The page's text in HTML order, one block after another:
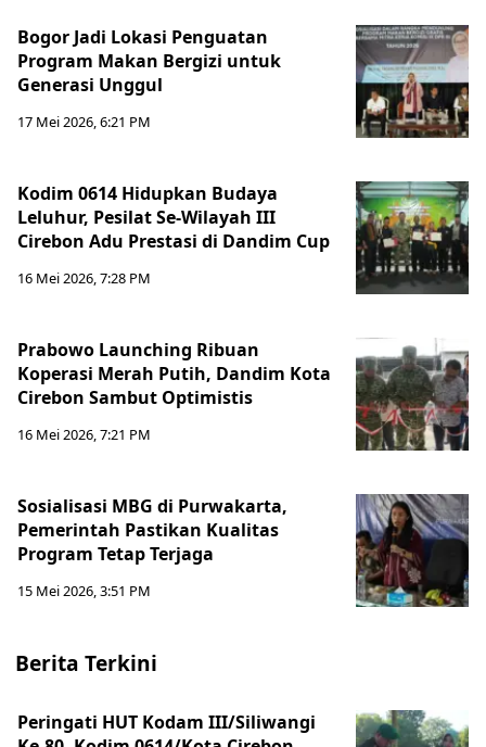
Bogor Jadi Lokasi Penguatan
Program Makan Bergizi untuk
Generasi Unggul
17 Mei 2026, 6:21 PM
Kodim 0614 Hidupkan Budaya
Leluhur, Pesilat Se-Wilayah III
Cirebon Adu Prestasi di Dandim Cup
16 Mei 2026, 7:28 PM
Prabowo Launching Ribuan
Koperasi Merah Putih, Dandim Kota
Cirebon Sambut Optimistis
16 Mei 2026, 7:21 PM
Sosialisasi MBG di Purwakarta,
Pemerintah Pastikan Kualitas
Program Tetap Terjaga
15 Mei 2026, 3:51 PM
Berita Terkini
Peringati HUT Kodam III/Siliwangi